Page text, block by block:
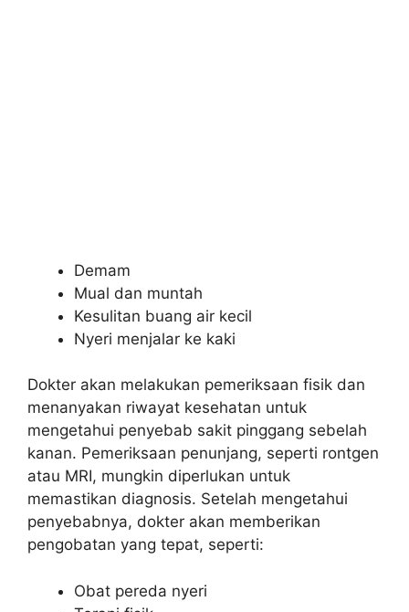
Demam
Mual dan muntah
Kesulitan buang air kecil
Nyeri menjalar ke kaki
Dokter akan melakukan pemeriksaan fisik dan
menanyakan riwayat kesehatan untuk
mengetahui penyebab sakit pinggang sebelah
kanan. Pemeriksaan penunjang, seperti rontgen
atau MRI, mungkin diperlukan untuk
memastikan diagnosis. Setelah mengetahui
penyebabnya, dokter akan memberikan
pengobatan yang tepat, seperti:
Obat pereda nyeri